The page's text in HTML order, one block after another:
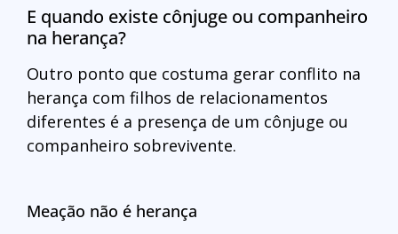
E quando existe cônjuge ou companheiro
na herança?
Outro ponto que costuma gerar conflito na
herança com filhos de relacionamentos
diferentes é a presença de um cônjuge ou
companheiro sobrevivente.
Meação não é herança